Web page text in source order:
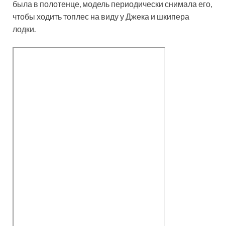
была в полотенце, модель периодически снимала его,
чтобы ходить топлес на виду у Джека и шкипера
лодки.